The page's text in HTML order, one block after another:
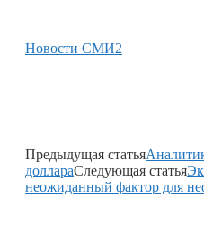
Новости СМИ2
Предыдущая статья
доллараСледующая статья
неожиданный фактор для